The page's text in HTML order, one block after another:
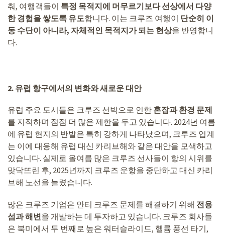
춰, 여행객들이 특정 목적지에 머무르기보다 선상에서 다양
한 경험을 쌓도록 유도합니다. 이는 크루즈 여행이 단순히 이
동 수단이 아니라, 자체적인 목적지가 되는 현상을 반영합니
다.
2. 유럽 항구에서의 변화와 새로운 대안
유럽 주요 도시들은 크루즈 선박으로 인한 혼잡과 환경 문제
를 지적하며 점점 더 많은 제한을 두고 있습니다. 2024년 여름
에 유럽 현지의 반발은 특히 강하게 나타났으며, 크루즈 업계
는 이에 대응해 유럽 대신 카리브해와 같은 대안을 모색하고
있습니다. 실제로 올여름 많은 크루즈 선사들이 항의 시위를
맞닥뜨린 후, 2025년까지 크루즈 운항을 중단하고 대신 카리
브해 노선을 늘렸습니다.
많은 크루즈 기업은 안티 크루즈 문제를 해결하기 위해 전용
섬과 해변을 개발하는 데 투자하고 있습니다. 크루즈 회사들
은 북미에서 두 번째로 높은 워터슬라이드, 헬륨 풍선 타기,